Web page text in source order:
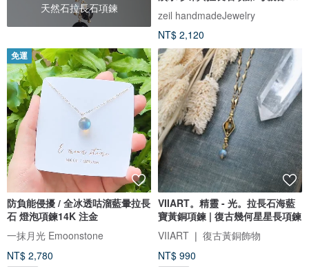
天然石拉長石項鍊
日禮物 天然石項鍊 淡水珍珠項鍊
zeil handmadeJewelry
NT$ 2,120
免運
防負能侵擾 / 全冰透咕溜藍暈拉長
石 燈泡項鍊14K 注金
一抹月光 Emoonstone
NT$ 2,780
VIIART。精靈 - 光。拉長石海藍
寶黃銅項鍊 | 復古幾何星星長項鍊
VIIART ❘ 復古黃銅飾物
NT$ 990